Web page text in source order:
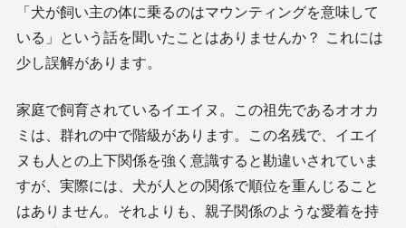
「犬が飼い主の体に乗るのはマウンティングを意味して
いる」という話を聞いたことはありませんか？ これには
少し誤解があります。
家庭で飼育されているイエイヌ。この祖先であるオオカ
ミは、群れの中で階級があります。この名残で、イエイ
ヌも人との上下関係を強く意識すると勘違いされていま
すが、実際には、犬が人との関係で順位を重んじること
はありません。それよりも、親子関係のような愛着を持